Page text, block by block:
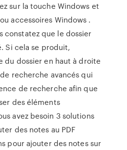
sur la touche Windows et
accessoires Windows .
constatez que le dossier
Si cela se produit,
du dossier en haut à droite
recherche avancés qui
de recherche afin que
des éléments
avez besoin 3 solutions
des notes au PDF
pour ajouter des notes sur